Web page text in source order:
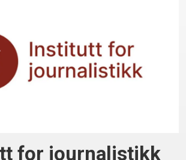
for journalistikk